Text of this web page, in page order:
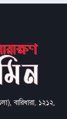
‘ত্রুটি’র
আগুন
বিবৃতি
বারিধারা, ১২১২,